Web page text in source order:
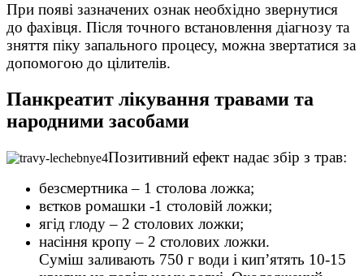
При появі зазначених ознак необхідно звернутися
до фахівця. Після точного встановлення діагнозу та
зняття піку запального процесу, можна звертатися за
допомогою до цілителів.
Панкреатит лікування травами та
народними засобами
Позитивний ефект надає збір з трав:
безсмертника – 1 столова ложка;
вєтков ромашки -1 столовій ложки;
ягід глоду – 2 столових ложки;
насіння кропу – 2 столових ложки.
Суміш заливають 750 г води і кип’ятять 10-15